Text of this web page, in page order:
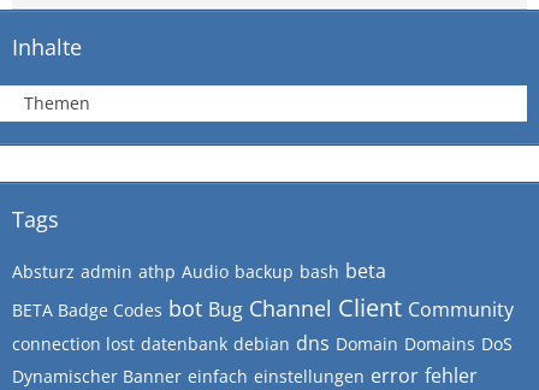
Inhalte
Themen
Tags
Absturz admin athp Audio backup bash beta
BETA Badge Codes bot Bug Channel Client Community
connection lost datenbank debian dns Domain Domains DoS
Dynamischer Banner einfach einstellungen error fehler